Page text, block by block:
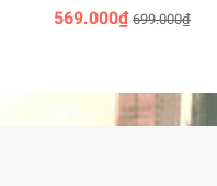
Co Jumpgate cho
Handheld gaming
569.000₫ 699.000₫